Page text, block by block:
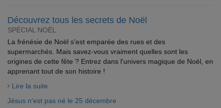
Découvrez tous les secrets de Noël
SPÉCIAL NOËL
La frénésie de Noël s'est emparée des rues et des
supermarchés. Mais savez-vous vraiment quelles sont les
origines de cette fête ? Entrez dans l'univers magique de Noël, en
apprenant tout de son histoire !
Lire la suite
Jésus n'est pas né le 25 décembre